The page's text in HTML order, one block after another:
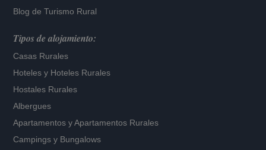
Blog de Turismo Rural
Tipos de alojamiento:
Casas Rurales
Hoteles y Hoteles Rurales
Hostales Rurales
Albergues
Apartamentos yApartamentos Rurales
Campings y Bungalows